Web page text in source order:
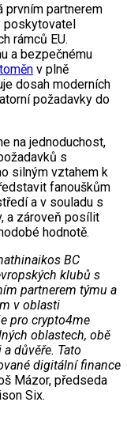
prvním partnerem
poskytovatel
rámců EU.
a bezpečnému
v plně
dosah moderních
požadavky do
na jednoduchost,
s
silným vztahem k
fanouškům
a v souladu s
a zároveň posílit
hodnotě.
BC
klubů s
partnerem týmu a
v oblasti
pro crypto4me
oblastech, obě
důvěře. Tato
digitální finance
Mázor, předseda
Six.